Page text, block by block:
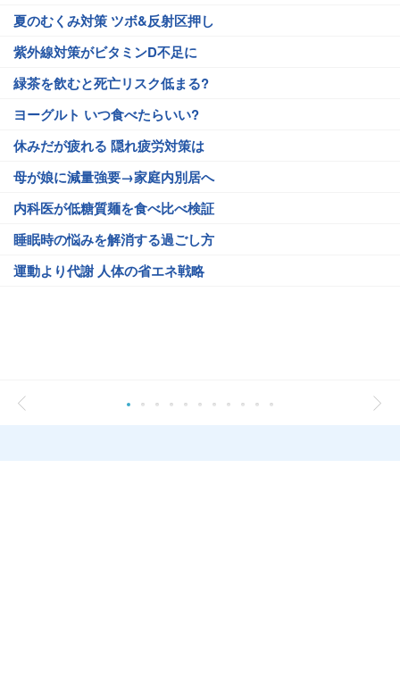
夏のむくみ対策 ツボ&反射区押し
紫外線対策がビタミンD不足に
緑茶を飲むと死亡リスク低まる?
ヨーグルト いつ食べたらいい?
休みだが疲れる 隠れ疲労対策は
母が娘に減量強要→家庭内別居へ
内科医が低糖質麺を食べ比べ検証
睡眠時の悩みを解消する過ごし方
運動より代謝 人体の省エネ戦略